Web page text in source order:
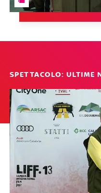
SPETTACOLO: ULTIME